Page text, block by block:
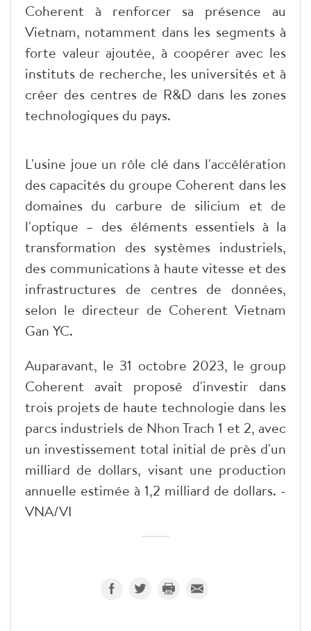
Coherent à renforcer sa présence au
Vietnam, notamment dans les segments à
forte valeur ajoutée, à coopérer avec les
instituts de recherche, les universités et à
créer des centres de R&D dans les zones
technologiques du pays.
L'usine joue un rôle clé dans l'accélération
des capacités du groupe Coherent dans les
domaines du carbure de silicium et de
l'optique – des éléments essentiels à la
transformation des systèmes industriels,
des communications à haute vitesse et des
infrastructures de centres de données,
selon le directeur de Coherent Vietnam
Gan YC.
Auparavant, le 31 octobre 2023, le group
Coherent avait proposé d'investir dans
trois projets de haute technologie dans les
parcs industriels de Nhon Trach 1 et 2, avec
un investissement total initial de près d'un
milliard de dollars, visant une production
annuelle estimée à 1,2 milliard de dollars. -
VNA/VI